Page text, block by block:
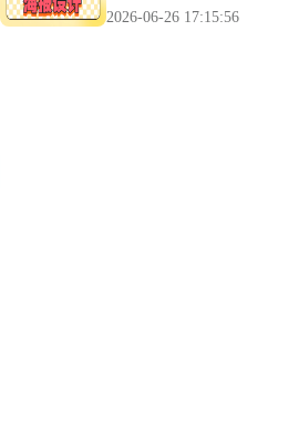
2026-06-26 17:15:56